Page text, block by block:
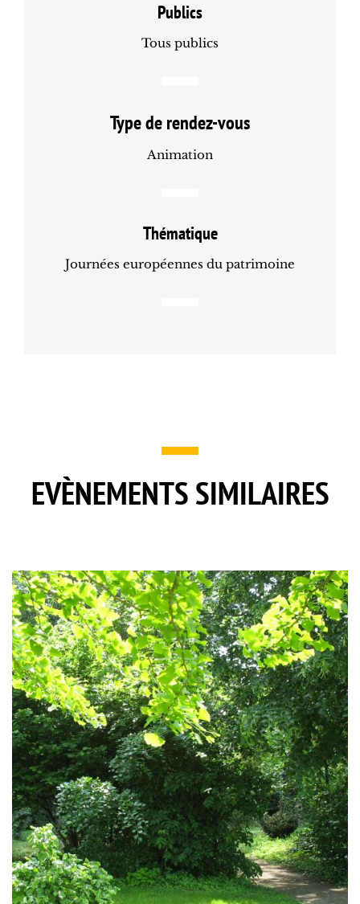
Publics
Tous publics
Type de rendez-vous
Animation
Thématique
Journées européennes du patrimoine
EVÈNEMENTS SIMILAIRES